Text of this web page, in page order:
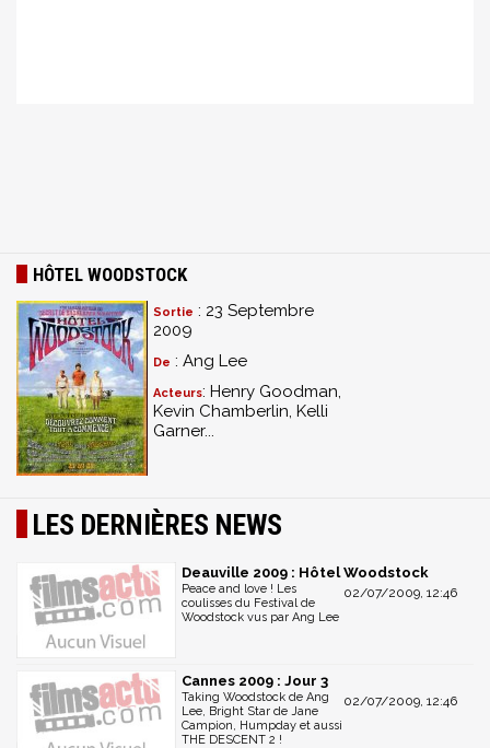
HÔTEL WOODSTOCK
Sortie : 23 Septembre
2009
De : Ang Lee
Acteurs: Henry Goodman,
Kevin Chamberlin, Kelli
Garner...
LES DERNIÈRES NEWS
Deauville 2009 : Hôtel Woodstock
02/07/2009, 12:46
Peace and love ! Les
coulisses du Festival de
Woodstock vus par Ang Lee
Cannes 2009 : Jour 3
02/07/2009, 12:46
Taking Woodstock de Ang
Lee, Bright Star de Jane
Campion, Humpday et aussi
THE DESCENT 2 !